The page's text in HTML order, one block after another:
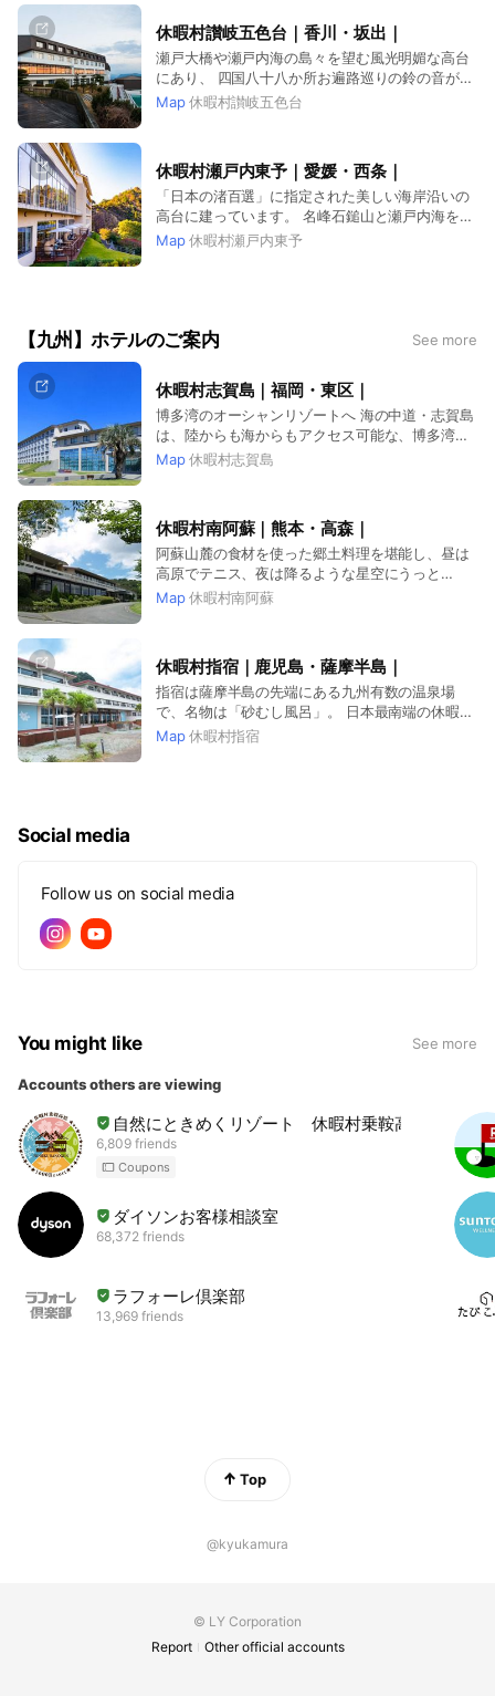
休暇村讃岐五色台｜香川・坂出｜
瀬戸大橋や瀬戸内海の島々を望む風光明媚な高台
にあり、 四国八十八か所お遍路巡りの鈴の音がさ
わやかに響く巡礼の地です。 瀬戸内の豊かな自然
Map 休暇村讃岐五色台
休暇村瀬戸内東予｜愛媛・西条｜
「日本の渚百選」に指定された美しい海岸沿いの
高台に建っています。 名峰石鎚山と瀬戸内海を同
時に眺望できる温泉リゾートです。
Map 休暇村瀬戸内東予
【九州】ホテルのご案内 See more
休暇村志賀島｜福岡・東区｜
博多湾のオーシャンリゾートへ 海の中道・志賀島
は、陸からも海からもアクセス可能な、博多湾と
玄界灘が広がるオーシャンリゾートです。
Map 休暇村志賀島
休暇村南阿蘇｜熊本・高森｜
阿蘇山麓の食材を使った郷土料理を堪能し、昼は
高原でテニス、夜は降るような星空にうっと
り…。 露天風呂から望む阿蘇五岳も絶景
Map 休暇村南阿蘇
休暇村指宿｜鹿児島・薩摩半島｜
指宿は薩摩半島の先端にある九州有数の温泉場
で、名物は「砂むし風呂」。 日本最南端の休暇村
で南国ムードをお楽しみください。
Map 休暇村指宿
Social media
Follow us on social media
You might like See more
Accounts others are viewing
自然にときめくリゾート 休暇村乗鞍高原
6,809 friends
Coupons
ダイソンお客様相談室
68,372 friends
ラフォーレ倶楽部
13,969 friends
Top
@kyukamura
© LY Corporation
Report
Other official accounts